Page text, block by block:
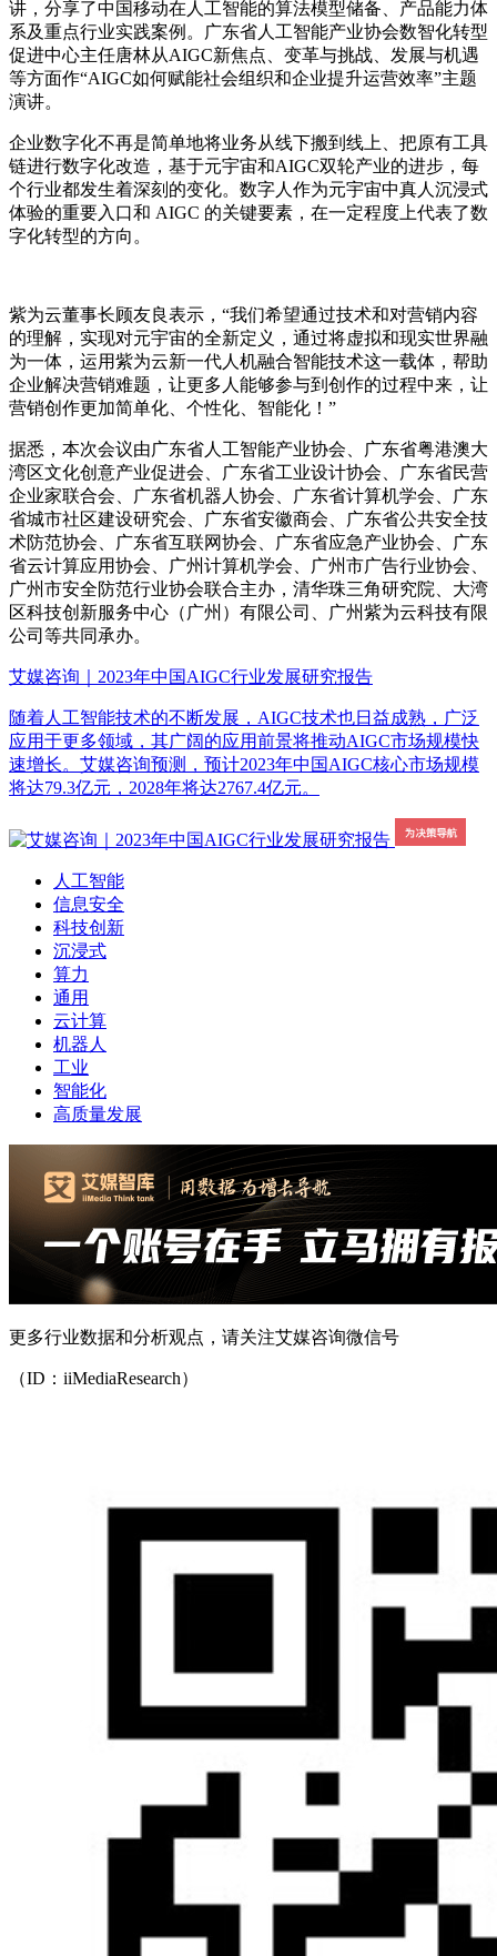
讲，分享了中国移动在人工智能的算法模型储备、产品能力体
系及重点行业实践案例。广东省人工智能产业协会数智化转型
促进中心主任唐林从AIGC新焦点、变革与挑战、发展与机遇
等方面作“AIGC如何赋能社会组织和企业提升运营效率”主题
演讲。
企业数字化不再是简单地将业务从线下搬到线上、把原有工具
链进行数字化改造，基于元宇宙和AIGC双轮产业的进步，每
个行业都发生着深刻的变化。数字人作为元宇宙中真人沉浸式
体验的重要入口和 AIGC 的关键要素，在一定程度上代表了数
字化转型的方向。
紫为云董事长顾友良表示，“我们希望通过技术和对营销内容
的理解，实现对元宇宙的全新定义，通过将虚拟和现实世界融
为一体，运用紫为云新一代人机融合智能技术这一载体，帮助
企业解决营销难题，让更多人能够参与到创作的过程中来，让
营销创作更加简单化、个性化、智能化！”
据悉，本次会议由广东省人工智能产业协会、广东省粤港澳大
湾区文化创意产业促进会、广东省工业设计协会、广东省民营
企业家联合会、广东省机器人协会、广东省计算机学会、广东
省城市社区建设研究会、广东省安徽商会、广东省公共安全技
术防范协会、广东省互联网协会、广东省应急产业协会、广东
省云计算应用协会、广州计算机学会、广州市广告行业协会、
广州市安全防范行业协会联合主办，清华珠三角研究院、大湾
区科技创新服务中心（广州）有限公司、广州紫为云科技有限
公司等共同承办。
艾媒咨询｜2023年中国AIGC行业发展研究报告
随着人工智能技术的不断发展，AIGC技术也日益成熟，广泛
应用于更多领域，其广阔的应用前景将推动AIGC市场规模快
速增长。艾媒咨询预测，预计2023年中国AIGC核心市场规模
将达79.3亿元，2028年将达2767.4亿元。
人工智能
信息安全
科技创新
沉浸式
算力
通用
云计算
机器人
工业
智能化
高质量发展
更多行业数据和分析观点，请关注艾媒咨询微信号
（ID：iiMediaResearch）